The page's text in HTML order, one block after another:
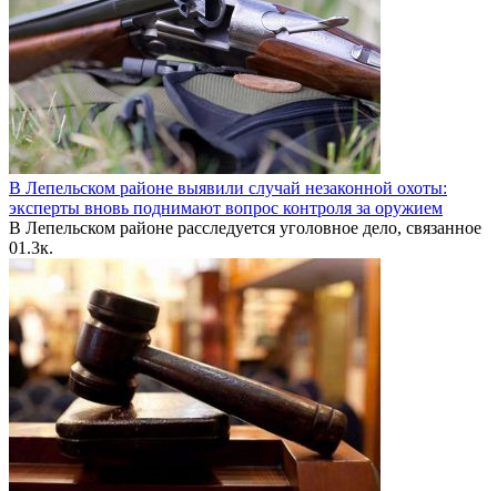
В Лепельском районе выявили случай незаконной охоты:
эксперты вновь поднимают вопрос контроля за оружием
В Лепельском районе расследуется уголовное дело, связанное
01.3к.